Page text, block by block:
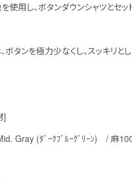
使用し、ボタンダウンシャツとセ
ボタンを極力少なくし、スッキリ
]
Gray (ﾀﾞｰｸﾌﾞﾙｰｸﾞﾘｰﾝ) / 麻